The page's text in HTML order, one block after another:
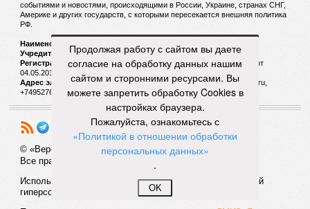
событиями и новостями, происходящими в России, Украине, странах СНГ,
Америке и других государств, с которыми пересекается внешняя политика
РФ.
Наименование:
Учредитель:
ООО «Версия»,Главный редактор:Горевой Р. Г.
Регистрационный номер Роскомнадзора:ЭЛ № ФС 77 - 72681 от
04.05.2018 г.
Адрес электронной почты и телефон редакции:versia@versia.ru,
+74952760348
© «Версия»
Все права защищены
Использование материалов «Версии» без индексируемой
гиперссылки запрещено
Продолжая работу с сайтом вы даете
согласие на обработку данных нашим
сайтом и сторонними ресурсами. Вы
можете запретить обработку Cookies в
настройках браузера.
Пожалуйста, ознакомьтесь с
«Политикой в отношении обработки
персональных данных»
.
OK